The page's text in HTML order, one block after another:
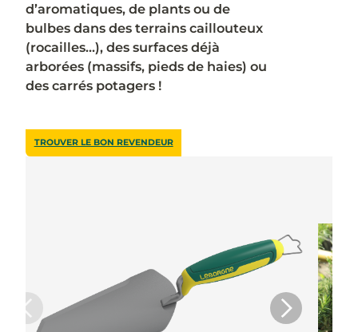
d’aromatiques, de plants ou de
bulbes dans des terrains caillouteux
(rocailles…), des surfaces déjà
arborées (massifs, pieds de haies) ou
des carrés potagers !
TROUVER LE BON REVENDEUR